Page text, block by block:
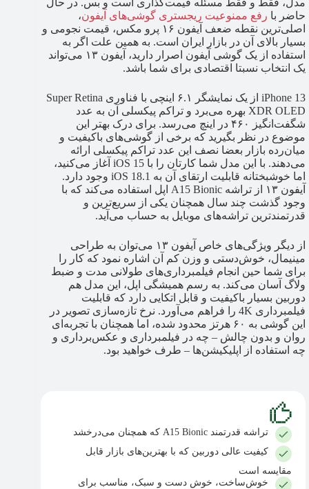
مدل، فقط و فقط مسئله قیمت‌گذاری است و بس. در حال
حاضر با رفع ممنوعیت ریجستری گوشی‌های آیفون،
اصلی‌ترین نقطه ضعف آیفون ۱۶ پرو مکس، قیمت نجومی و
بسیار بالای آن در بازار ایران است. به همین علت اگر به
استفاده از یک گوشی آیفون اصرار دارید، آیفون ۱۳ می‌تواند
یک انتخاب نسبتا اقتصادی برای شما باشد.
iPhone 13 از یک نمایشگر ۶.۱ اینچی با فناوری Super Retina
XDR OLED بهره می‌برد و تراکم پیکسلی آن به عدد
شگفت‌انگیز ۴۶۰ در اینچ می‌رسد. برای درک بهتر این
موضوع در نظر بگیرید که برخی از گوشی‌های باکیفیت و
میان‌رده بازار بعضا نصف این عدد تراکم پیکسلی ارائه
می‌دهند. با این مدل شما کارتان را با iOS 15 آغاز می‌کنید،
اما خوشبختانه قابلیت ارتقای آن به iOS 18.1 وجود دارد.
آیفون ۱۳ از تراشه A15 Bionic اپل استفاده می‌کند که با
وجود گذشت چند سال همچنان یکی از سریع‌ترین و
قدرتمندترین تراشه‌های موبایل به حساب می‌آید.
از دیگر ویژگی‌های خاص آیفون ۱۳ می‌توان به طراحی
مینیمال، خوش‌دستی و وزن کم آن اشاره نمود که کار را
برای شما حین انجام فیلمبرداری‌های طولانی مدت و ضبط
ولاگ آسان می‌کند. به رسم همیشگی اپل، این مدل هم
دوربین بسیار باکیفیت و قابل اتکایی دارد که قابلیت
فیلمبرداری 4K را فراهم می‌آورد. نرخ تازه‌سازی تصویر در
این گوشی به ۶۰ هرتز محدود شده، اما همچنان با تجربه‌ای
روان و بدون چالش – چه در فیلمبرداری و عکس‌برداری و
چه استفاده از اپلیکیشن‌ها – طرف خواهید بود.
تراشه قدرتمند A15 Bionic که همچنان می‌درخشد
کیفیت عالی دوربین که با بهترین‌های بازار قابل
مقایسه است
خوش‌ساخت، خوش دست و سبک، مناسب برای